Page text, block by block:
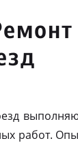
работ.